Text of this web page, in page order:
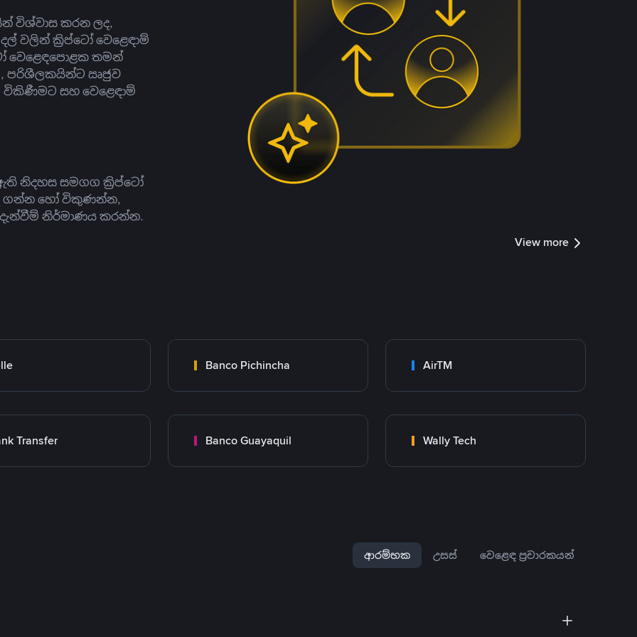
විශ්වාස කරන ලද,
වලින් ක්‍රිප්ටෝ වෙළෙඳාම්
වෙළෙඳපොළක තමන්
පරිශීලකයින්ට ඍජුව
සහ වෙළෙඳාම්
නිදහස සමගග ක්‍රිප්ටෝ
ගන්න හෝ විකුණන්න,
නිර්මාණය කරන්න.
View more
Banco Pichincha AirTM
Transfer Banco Guayaquil Wally Tech
ආරම්භක උසස් වෙළෙඳ ප්‍රචාරකයන්